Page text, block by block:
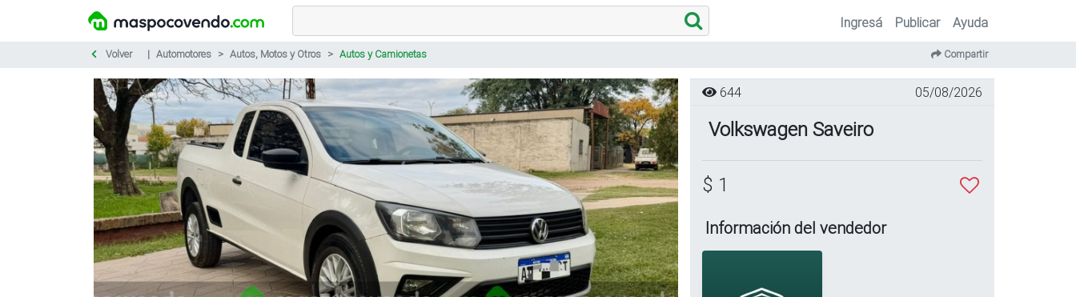
Ingresá Publicar Ayuda
Volver Automotores Autos, Motos y Otros Autos y Camionetas Compartir
644 05/08/2026
Volkswagen Saveiro
$ 1
Información del vendedor